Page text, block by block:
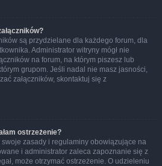
są przydzielane dla każdego forum, dla
Administrator witryny mógł nie
na forum, na którym piszesz lub
grupom. Jeśli nadal nie masz jasności,
załączników, skontaktuj się z
ostrzeżenie?
zasady i regulaminy obowiązujące na
i administrator zaleca zapoznanie się z
może otrzymać ostrzeżenie. O udzieleniu